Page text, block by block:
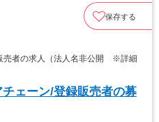
保存する
売者の求人（法人名非公開 ※詳細
ェーン/登録販売者の募